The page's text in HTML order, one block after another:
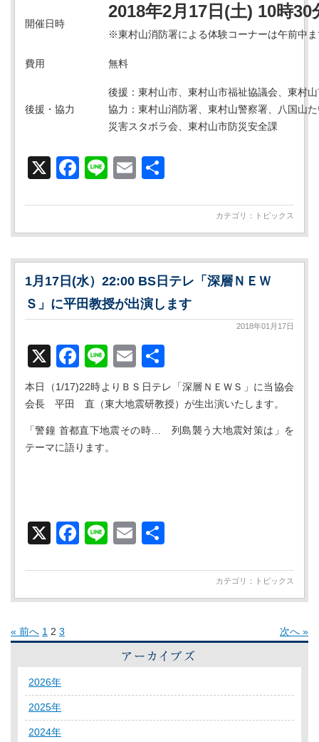
開催日時
2018年2月17日(土) 10時30
※東村山消防署による体験コーナーは午前中
費用 無料
後援・協力
後援：東村山市、東村山市福祉協議会、東村
協力：東村山消防署、東村山警察署、八国山
災害スタボラ会、東村山市防災安全課
X Facebook
LineEmail
カテゴリ： トピックス
1月17日(水）22:00 BS日テレ「深層ＮＥＷ
Ｓ」に平田教授が出演します
2018年01月17日
X Facebook
LineEmail
有
本日（1/17)22時よりＢＳ日テレ「深層ＮＥＷＳ」に当協会
会長 平田 直（東大地震研教授）が生出演いたします。
「警鐘 首都直下地震その時… 列島襲う大地震対策は」を
テーマに語ります。
X Facebook
LineEmail
カテゴリ： トピックス
« 前へ 1 2 3 次へ »
2026年
2025年
2024年